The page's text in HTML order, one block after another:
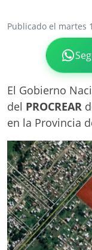
Publicado el martes
El Gobierno
del PROCREAR
en la Provincia